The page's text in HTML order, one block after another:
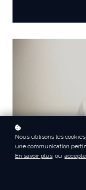
Nous utilisons les
une communication
En savoir plus ou